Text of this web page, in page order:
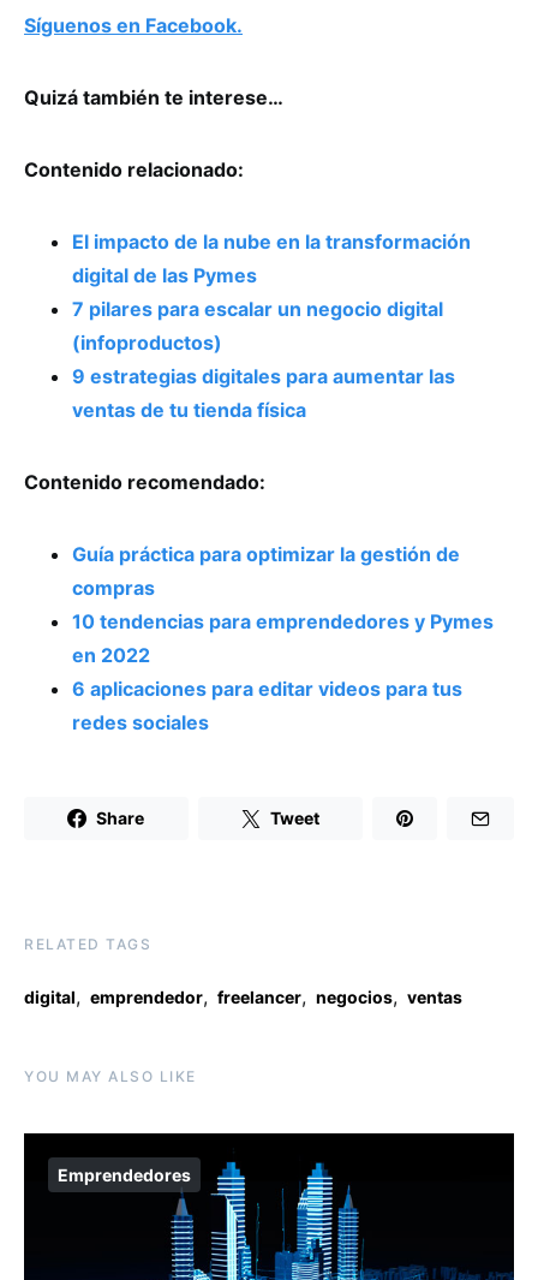
Síguenos en Facebook.
Quizá también te interese…
Contenido relacionado:
El impacto de la nube en la transformación
digital de las Pymes
7 pilares para escalar un negocio digital
(infoproductos)
9 estrategias digitales para aumentar las
ventas de tu tienda física
Contenido recomendado:
Guía práctica para optimizar la gestión de
compras
10 tendencias para emprendedores y Pymes
en 2022
6 aplicaciones para editar videos para tus
redes sociales
Share Tweet
RELATED TAGS
digital, emprendedor, freelancer, negocios, ventas
YOU MAY ALSO LIKE
Emprendedores